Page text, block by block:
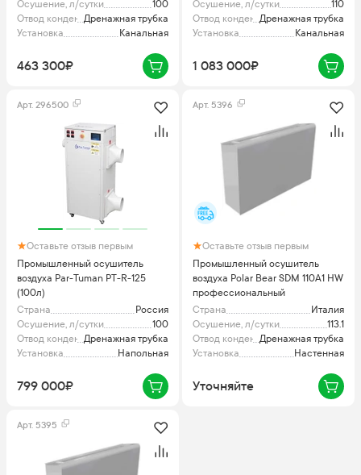
Осушение, л/сутки
100
Отвод конденсатаДренажная трубка
Установка
Канальная
463 300₽
Осушение, л/сутки
110
Отвод конденсатаДренажная трубка
Установка
Канальная
1 083 000₽
Арт. 296500
Оставьте отзыв первым
Промышленный осушитель
воздуха Par-Tuman PT-R-125
(100л)
Страна
Россия
Осушение, л/сутки
100
Отвод конденсатаДренажная трубка
Установка
Напольная
799 000₽
Арт. 5396
Оставьте отзыв первым
Промышленный осушитель
воздуха Polar Bear SDM 110A1 HW
профессиональный
Страна
Италия
Осушение, л/сутки
113.1
Отвод конденсатаДренажная трубка
Установка
Настенная
Уточняйте
Арт. 5395